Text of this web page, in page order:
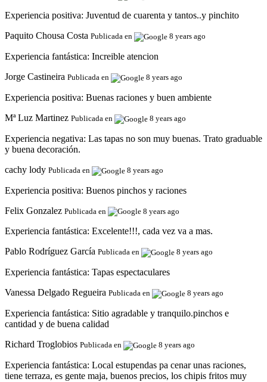
Experiencia positiva: Juventud de cuarenta y tantos..y pinchito
Paquito Chousa Costa Publicada en 8 years ago
Experiencia fantástica: Increible atencion
Jorge Castineira Publicada en 8 years ago
Experiencia positiva: Buenas raciones y buen ambiente
Mª Luz Martinez Publicada en 8 years ago
Experiencia negativa: Las tapas no son muy buenas. Trato graduable
y buena decoración.
cachy lody Publicada en 8 years ago
Experiencia positiva: Buenos pinchos y raciones
Felix Gonzalez Publicada en 8 years ago
Experiencia fantástica: Excelente!!!, cada vez va a mas.
Pablo Rodríguez García Publicada en 8 years ago
Experiencia fantástica: Tapas espectaculares
Vanessa Delgado Regueira Publicada en 8 years ago
Experiencia fantástica: Sitio agradable y tranquilo.pinchos e
cantidad y de buena calidad
Richard Troglobios Publicada en 8 years ago
Experiencia fantástica: Local estupendas pa cenar unas raciones,
tiene terraza, es gente maja, buenos precios, los chipis fritos muy